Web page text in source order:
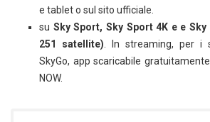
e tablet o sul sito ufficiale.
su Sky Sport, Sky Sport 4K e e
251 satellite). In streaming, per i
SkyGo, app scaricabile
NOW.